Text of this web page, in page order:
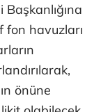
havuzları
önüne